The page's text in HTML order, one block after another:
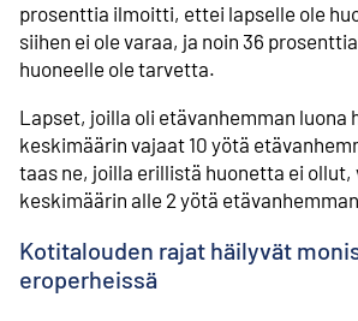
prosenttia ilmoitti, ettei lapselle ole
siihen ei ole varaa, ja noin 36
huoneelle ole tarvetta.
Lapset, joilla oli etävanhemman luona
keskimäärin vajaat 10 yötä
taas ne, joilla erillistä huonetta ei
keskimäärin alle 2 yötä
Kotitalouden rajat häilyvät
eroperheissä